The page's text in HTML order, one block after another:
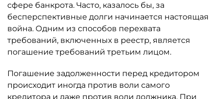
сфере банкрота. Часто, казалось бы, за
бесперспективные долги начинается настоящая
война. Одним из способов перехвата
требований, включенных в реестр, является
погашение требований третьим лицом.
Погашение задолженности перед кредитором
происходит иногда против воли самого
кредитора и даже против воли должника. При